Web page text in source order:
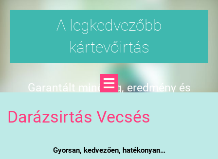
A legkedvezőbb
kártevőirtás
Garantált minőség, eredmény és
Darázsirtás Vecsés
Gyorsan, kedvezően, hatékonyan…